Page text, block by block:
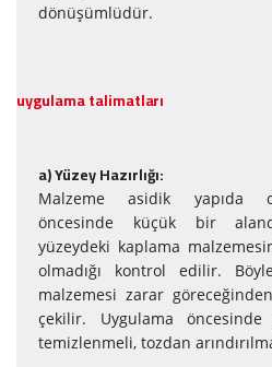
dönüşümlüdür.
uygulama talimatları
a) Yüzey Ha­zır­lı­ğı:
Malzeme asidik yapıda
öncesinde küçük bir
yüzeydeki kaplama
olmadığı kontrol edilir.
malzemesi zarar
çekilir. Uygulama
temizlenmeli, tozdan